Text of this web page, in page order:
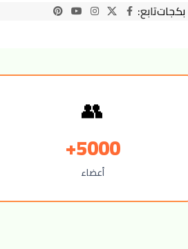
بكجاتتابع:
👥
5000+
أعضاء